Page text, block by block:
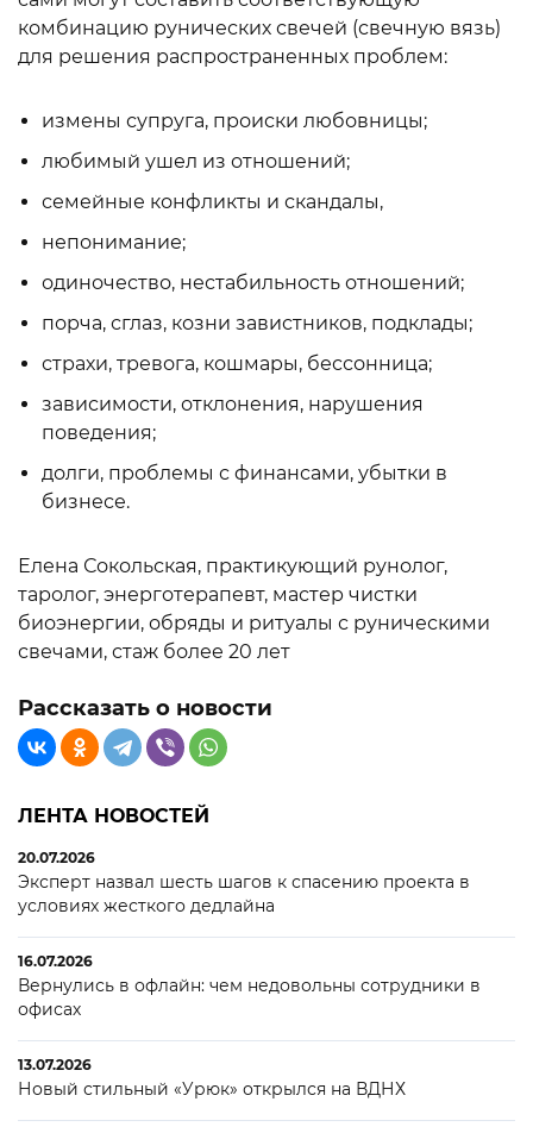
комбинацию рунических свечей (свечную вязь)
для решения распространенных проблем:
измены супруга, происки любовницы;
любимый ушел из отношений;
семейные конфликты и скандалы,
непонимание;
одиночество, нестабильность отношений;
порча, сглаз, козни завистников, подклады;
страхи, тревога, кошмары, бессонница;
зависимости, отклонения, нарушения
поведения;
долги, проблемы с финансами, убытки в
бизнесе.
Елена Сокольская, практикующий рунолог,
таролог, энерготерапевт, мастер чистки
биоэнергии, обряды и ритуалы с руническими
свечами, стаж более 20 лет
Рассказать о новости
ЛЕНТА НОВОСТЕЙ
20.07.2026
Эксперт назвал шесть шагов к спасению проекта в
условиях жесткого дедлайна
16.07.2026
Вернулись в офлайн: чем недовольны сотрудники в
офисах
13.07.2026
Новый стильный «Урюк» открылся на ВДНХ